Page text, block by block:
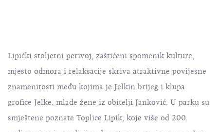
Lipički stoljetni perivoj, zaštićeni spomenik kulture,
mjesto odmora i relaksacije skriva atraktivne povijesne
znamenitosti među kojima je Jelkin brijeg i klupa
grofice Jelke, mlade žene iz obitelji Janković. U parku su
smještene poznate Toplice Lipik, koje više od 200